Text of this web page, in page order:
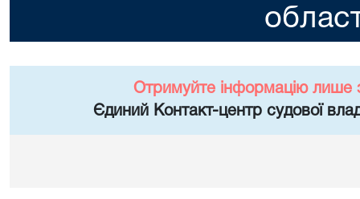
Отримуйте інформацію лише
Єдиний Контакт-центр судової